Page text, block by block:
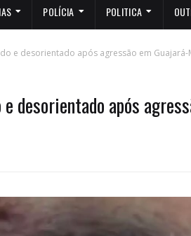
POLÍCIA POLITICA
e desorientado após agressão em Guajará-
desorientado após